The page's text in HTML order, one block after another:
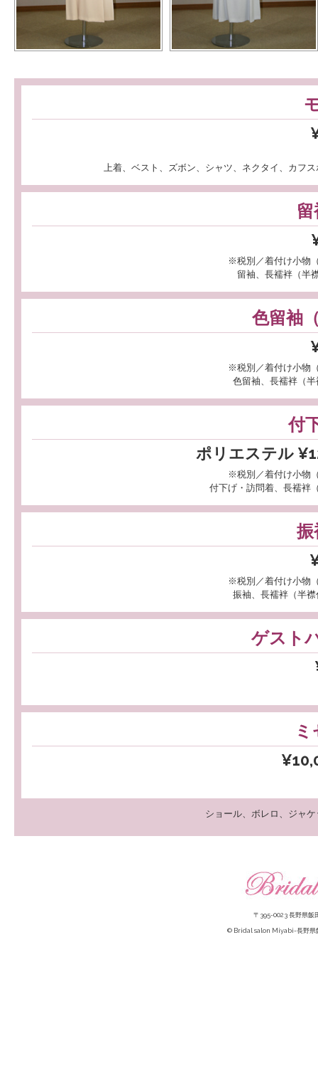
上着、ベスト、ズボン、シャツ、ネクタイ、カフ
※税別／着付け小物
留袖、長襦袢（半
色留袖
※税別／着付け小物
色留袖、長襦袢（
付
ポリエステル
※税別／着付け小物
付下げ・訪問着、長襦袢
振
※税別／着付け小物
振袖、長襦袢（半
ゲスト
ショール、ボレロ、ジャ
〒395-0023 長野県飯
© Bridal salon Miyabi-長野県